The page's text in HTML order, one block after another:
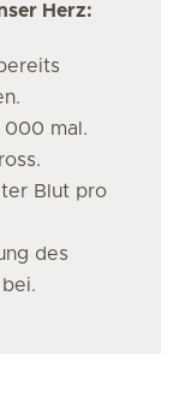
Herz:
000 mal.
Blut pro
des